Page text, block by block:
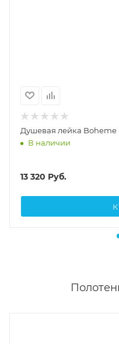
Душевая лейка Boheme
В наличии
13 320 Руб.